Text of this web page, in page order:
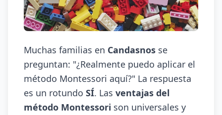
Muchas familias en Candasnos se
preguntan: "¿Realmente puedo aplicar el
método Montessori aquí?" La respuesta
es un rotundo SÍ. Las ventajas del
método Montessori son universales y